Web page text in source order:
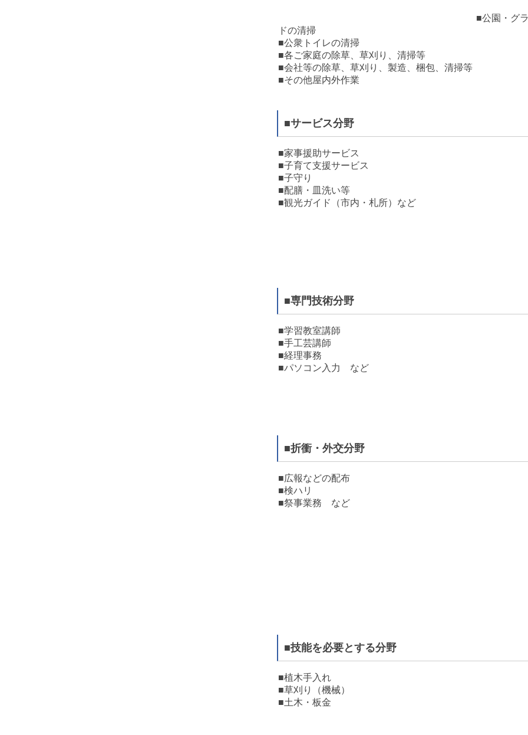
■公園・グラ
ドの清掃
■公衆トイレの清掃
■各ご家庭の除草、草刈り、清掃等
■会社等の除草、草刈り、製造、梱包、清掃等
■その他屋内外作業
■サービス分野
■家事援助サービス
■子育て支援サービス
■子守り
■配膳・皿洗い等
■観光ガイド（市内・札所）など
■専門技術分野
■学習教室講師
■手工芸講師
■経理事務
■パソコン入力 など
■折衝・外交分野
■広報などの配布
■検ハリ
■祭事業務 など
■技能を必要とする分野
■植木手入れ
■草刈り（機械）
■土木・板